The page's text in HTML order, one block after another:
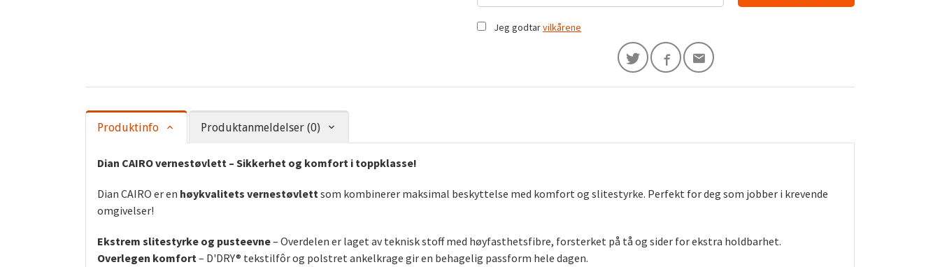
Jeg godtarvilkårene
Produktinfo Produktanmeldelser (0)
Dian CAIRO vernestøvlett – Sikkerhet og komfort i toppklasse!
Dian CAIRO er en høykvalitets vernestøvlettsom kombinerer maksimal beskyttelse med komfort og slitestyrke. Perfekt for deg som jobber i krevende
omgivelser!
Ekstrem slitestyrke og pusteevne– Overdelen er laget av teknisk stoff med høyfasthetsfibre, forsterket på tå og sider for ekstra holdbarhet.
Overlegen komfort– D'DRY® tekstilfôr og polstret ankelkrage gir en behagelig passform hele dagen.